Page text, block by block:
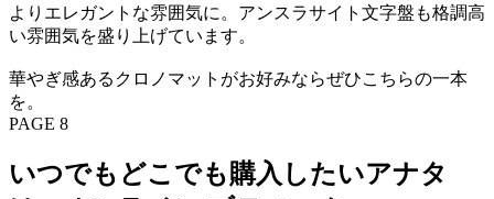
よりエレガントな雰囲気に。アンスラサイト文字盤も格調高
い雰囲気を盛り上げています。
華やぎ感あるクロノマットがお好みならぜひこちらの一本
を。
PAGE 8
いつでもどこでも購入したいアナタ